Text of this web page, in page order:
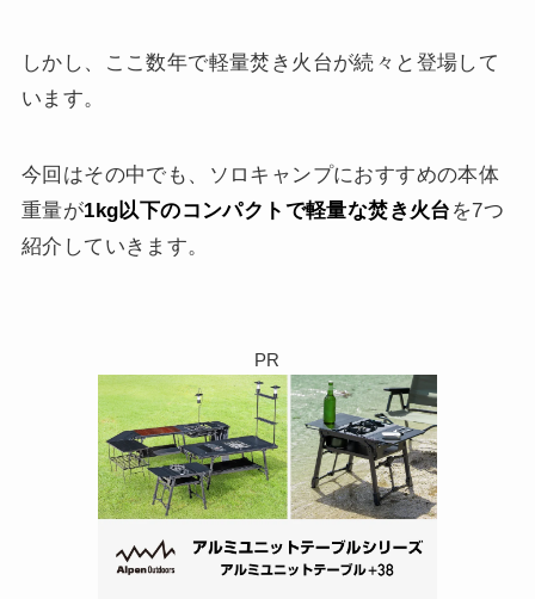
しかし、ここ数年で軽量焚き火台が続々と登場して
います。
今回はその中でも、ソロキャンプにおすすめの本体
重量が1kg以下のコンパクトで軽量な焚き火台 を7つ
紹介していきます。
PR